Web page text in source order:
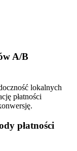
A/B
lokalnych
płatności
płatności